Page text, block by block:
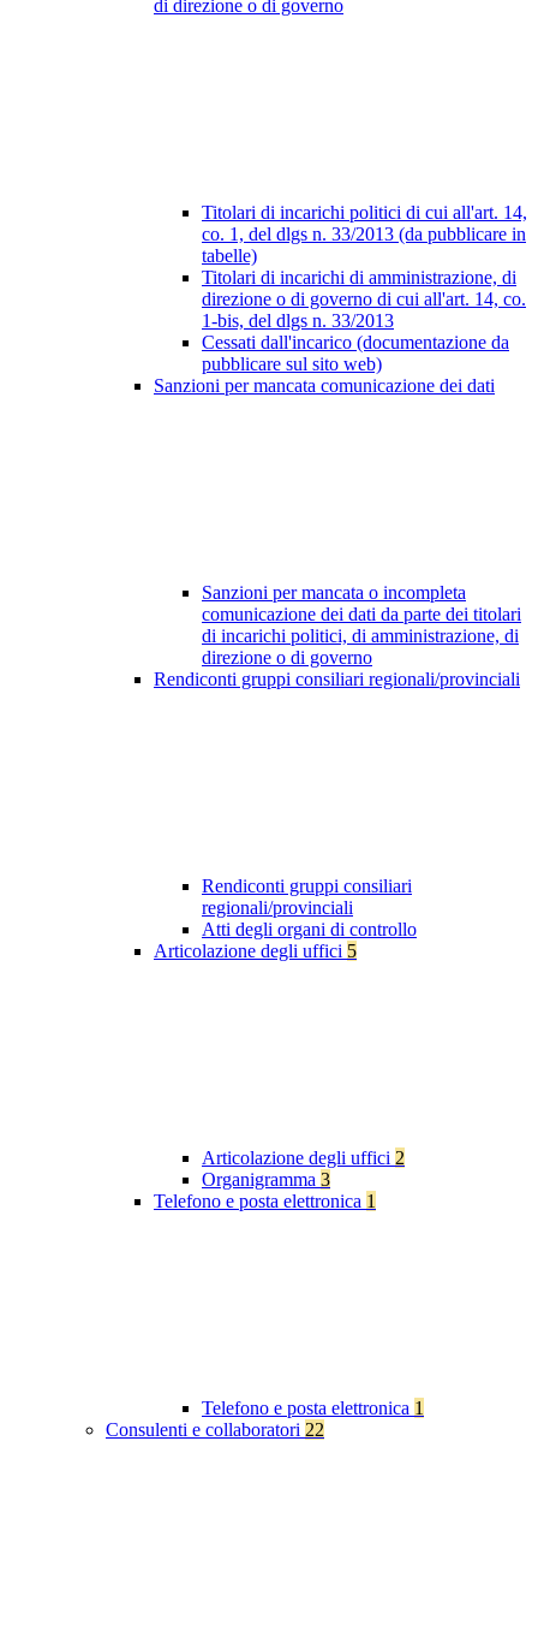
di direzione o di governo
Titolari di incarichi politici di cui all'art. 14,
co. 1, del dlgs n. 33/2013 (da pubblicare in
tabelle)
Titolari di incarichi di amministrazione, di
direzione o di governo di cui all'art. 14, co.
1-bis, del dlgs n. 33/2013
Cessati dall'incarico (documentazione da
pubblicare sul sito web)
Sanzioni per mancata comunicazione dei dati
Sanzioni per mancata o incompleta
comunicazione dei dati da parte dei titolari
di incarichi politici, di amministrazione, di
direzione o di governo
Rendiconti gruppi consiliari regionali/provinciali
Rendiconti gruppi consiliari
regionali/provinciali
Atti degli organi di controllo
Articolazione degli uffici 5
Articolazione degli uffici 2
Organigramma 3
Telefono e posta elettronica 1
Telefono e posta elettronica 1
Consulenti e collaboratori 22